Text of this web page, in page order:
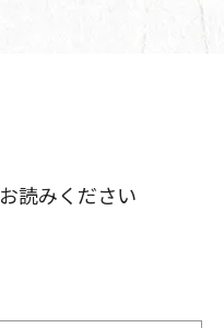
読みください